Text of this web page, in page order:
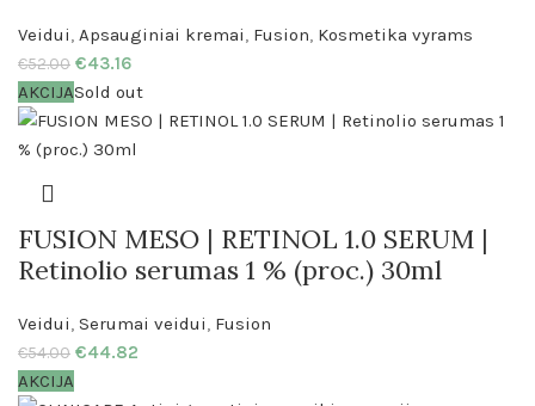
Veidui, Apsauginiai kremai, Fusion, Kosmetika vyrams
€52.00 €43.16
AKCIJASold out
FUSION MESO | RETINOL 1.0 SERUM |
Retinolio serumas 1 % (proc.) 30ml
Veidui, Serumai veidui, Fusion
€54.00 €44.82
AKCIJA